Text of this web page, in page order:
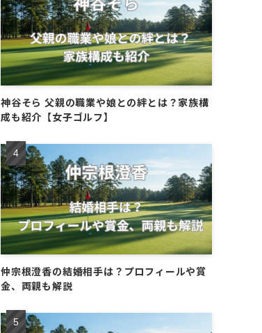
神谷そら 父親の職業や娘との絆とは？家族構
成も紹介【女子ゴルフ】
仲宗根澄香の結婚相手は？プロフィールや賞
金、両親も解説